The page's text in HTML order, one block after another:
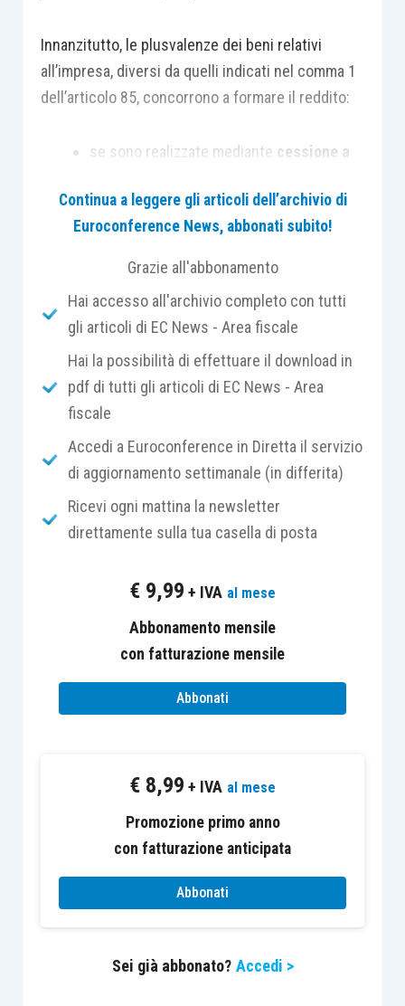
Innanzitutto, le plusvalenze dei beni relativi
all’impresa, diversi da quelli indicati nel comma 1
dell’articolo 85, concorrono a formare il reddito:
se sono realizzate mediante cessione a
se sono realizzate mediante il
risarcimento, anche in forma assicurativa,
per la perdita o il danneggiamento dei
se i beni vengonoassegnatiai soci o
destinati a finalità estranee all’esercizio
dell’impresa.
Il loro ammontare è determinato, nelle prime due
fattispecie, dalla differenza fra ilcorrispettivoo
l’indennizzo
conseguito, al netto degli oneri
ammortizzato; mentre nella terza, dalla differenza
tra ilvalore normalee il costo non ammortizzato
Concorrono inoltre alla formazione del reddito
anche le plusvalenze delleaziende,compreso il
mediante cessione a titolo oneroso.
plusvalenza, questa può concorrere a formare il
cui è realizzata;
i beni sono stati posseduti per un
Continua a leggere gli articoli dell’archivio di
Euroconference News, abbonati subito!
Grazie all'abbonamento
Hai accesso all'archivio completo con tutti
gli articoli di EC News - Area fiscale
Hai la possibilità di effettuare il download in
pdf di tutti gli articoli di EC News - Area
fiscale
Accedi a Euroconference in Diretta il servizio
di aggiornamento settimanale (in differita)
Ricevi ogni mattina la newsletter
direttamente sulla tua casella di posta
€ 9,99 + IVA al mese
Abbonamento mensile
con fatturazione mensile
Abbonati
€ 8,99 + IVA al mese
Promozione primo anno
con fatturazione anticipata
Abbonati
Sei già abbonato? Accedi >